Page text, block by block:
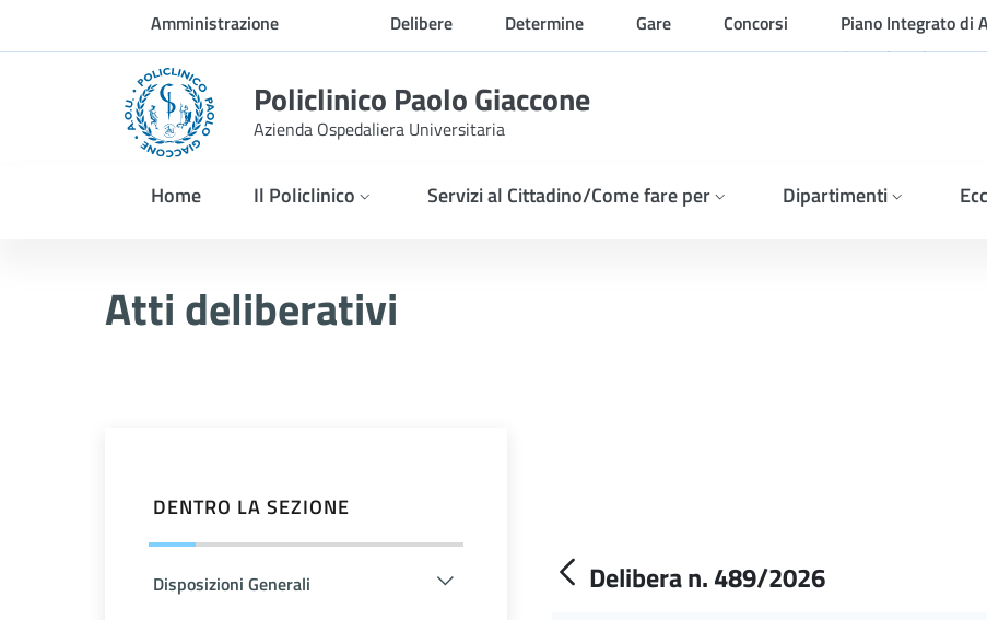
Skip to Main ContentAmministrazione
trasparente
Delibere Determine Gare Concorsi
Piano Integrato di
Organizzazione
Policlinico Paolo Giaccone
Azienda Ospedaliera Universitaria
Home Il Policlinico Servizi al Cittadino/Come fare per Dipartimenti
Atti deliberativi
DENTRO LA SEZIONE
Disposizioni Generali Delibera n. 489/2026